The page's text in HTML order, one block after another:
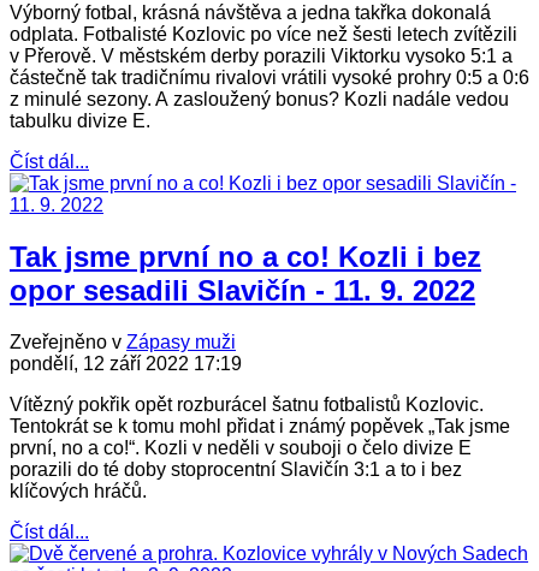
Výborný fotbal, krásná návštěva a jedna takřka dokonalá
odplata. Fotbalisté Kozlovic po více než šesti letech zvítězili
v Přerově. V městském derby porazili Viktorku vysoko 5:1 a
částečně tak tradičnímu rivalovi vrátili vysoké prohry 0:5 a 0:6
z minulé sezony. A zasloužený bonus? Kozli nadále vedou
tabulku divize E.
Číst dál...
Tak jsme první no a co! Kozli i bez
opor sesadili Slavičín - 11. 9. 2022
Zveřejněno v Zápasy muži
pondělí, 12 září 2022 17:19
Vítězný pokřik opět rozburácel šatnu fotbalistů Kozlovic.
Tentokrát se k tomu mohl přidat i známý popěvek „Tak jsme
první, no a co!“. Kozli v neděli v souboji o čelo divize E
porazili do té doby stoprocentní Slavičín 3:1 a to i bez
klíčových hráčů.
Číst dál...